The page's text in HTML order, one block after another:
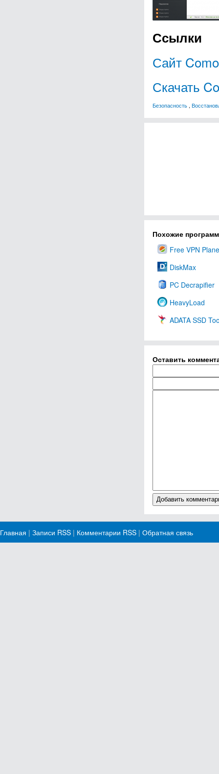
Ссылки
Сайт
Скачать
Безопасность ,
Похожие
Free VPN
DiskMax
PC Decrapifier
HeavyLoad
ADATA SSD
Оставить
Главная | Записи RSS | Комментарии RSS | Обратная связь